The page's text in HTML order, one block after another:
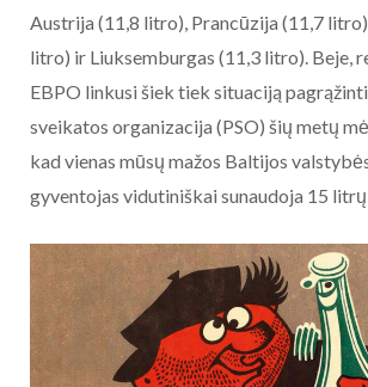
Austrija (11,8 litro), Prancūzija (11,7
litro) ir Liuksemburgas (11,3 litro). Beje,
EBPO linkusi šiek tiek situaciją
sveikatos organizacija (PSO) šių metų
kad vienas mūsų mažos Baltijos
gyventojas vidutiniškai sunaudoja 15